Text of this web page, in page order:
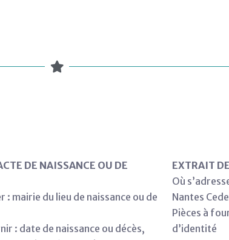
DE NAISSANCE OU DE
: mairie du lieu de naissance ou de
: date de naissance ou décès,
EXTRAIT
Où
Nantes
Pièces à
d’identité